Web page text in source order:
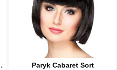
Paryk Cabaret Sort